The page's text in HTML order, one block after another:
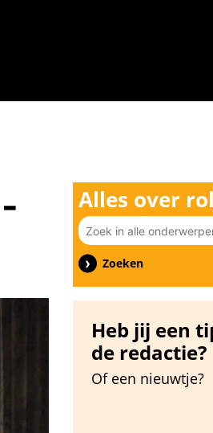
Alles over
Zoeken
Heb jij een
de redactie?
Of een nieuwtje?